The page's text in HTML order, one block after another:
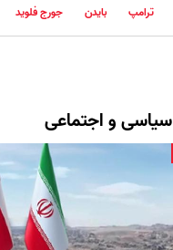
ترامپ بایدن جورج فلوید
سیاسی و اجتماعی